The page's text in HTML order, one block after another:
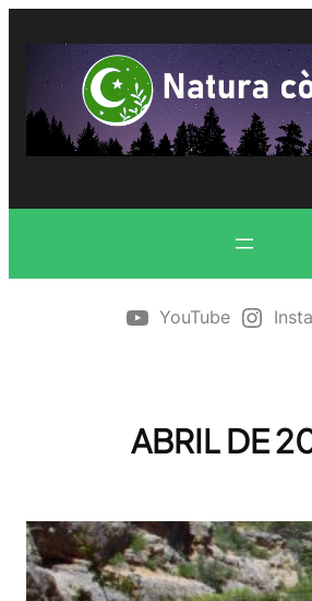
contingut
YouTube
ABRIL DE